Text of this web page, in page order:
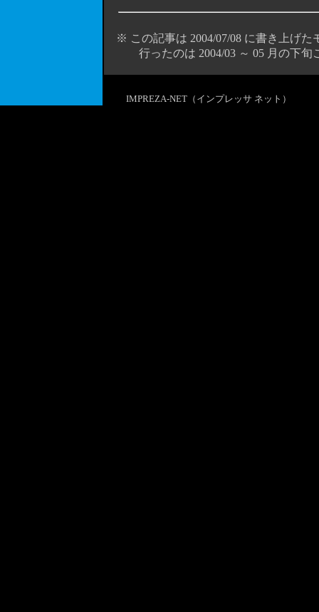
※ この記事は 2004/07/08 に書き上げた
行ったのは 2004/03 ～ 05 月の下旬ご
IMPREZA-NET（インプレッサ ネット）